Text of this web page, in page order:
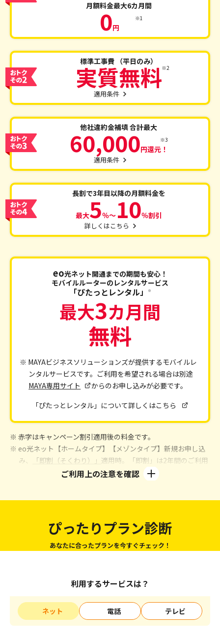
月額料金最大6カ月間
0円
※1
標準工事費 （平日のみ）
実質無料※2
適用条件
他社違約金補填合計最大
60,000円還元！
※3
適用条件
長割で3年目以降の月額料金を
最大5％～10％割引
詳しくはこちら
eo光ネット開通までの期間も安心！
モバイルルーターのレンタルサービス
「ぴたっとレンタル」 ※
最大3カ月間
無料
※ MAYAビジネスソリューションズが提供するモバイルレ
ンタルサービスです。ご利用を希望される場合は別途
MAYA専用サイト
からのお申し込みが必要です。
「ぴたっとレンタル」について詳しくはこちら
※ 赤字はキャンペーン割引適用後の料金です。
※ eo光ネット【ホームタイプ】【メゾンタイプ】新規お申し込
み、
「即割（そくわり）」 適用時。「即割」は2年間のご利用
が条件となります。
※ eo光ネットのご利用には、1契約回線ごとにブロードバンドユ
※1 CSベーシックの場合：「eo暮らしスタート割」「eoの10ギ
ガ割」「eoの10ギガトクトク割」「eo光電話パック割」
円/月、2年目からは10,144円/月となります。地デジ・BSコ
ースの場合：「eo暮らしスタート割」「eoの10ギガ割」
「eoの10ギガトクトク割」「eo光電話パック割」「eo光テ
レビパック割」の適用が条件です。詳しくは
こちらをご確認
ください。7～12カ月目は3,594円/月、2年目からは8,544円/
ご利用上の注意を確認
ぴったりプラン診断
あなたに合ったプランを今すぐチェック！
利用するサービスは？
ネット 電話 テレビ